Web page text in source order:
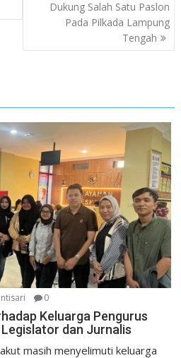
Dukung Salah Satu Paslon
Pada Pilkada Lampung
Tengah
0
Keluarga Pengurus
dan Jurnalis
masih menyelimuti keluarga